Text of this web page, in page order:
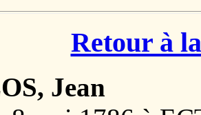
Retour à
Jean